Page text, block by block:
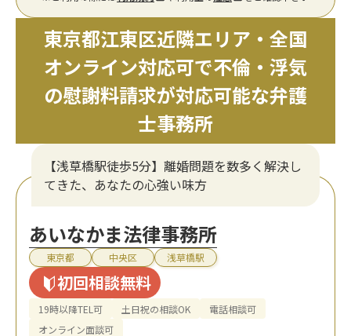
東京都江東区近隣エリア・全国
オンライン対応可で不倫・浮気
の慰謝料請求が対応可能な弁護
士事務所
【浅草橋駅徒歩5分】離婚問題を数多く解決し
てきた、あなたの心強い味方
あいなかま法律事務所
東京都 中央区 浅草橋駅
初回相談無料
19時以降TEL可 土日祝の相談OK
電話相談可
オンライン面談可